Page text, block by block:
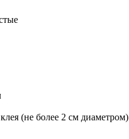
(не более 2 см диаметром)